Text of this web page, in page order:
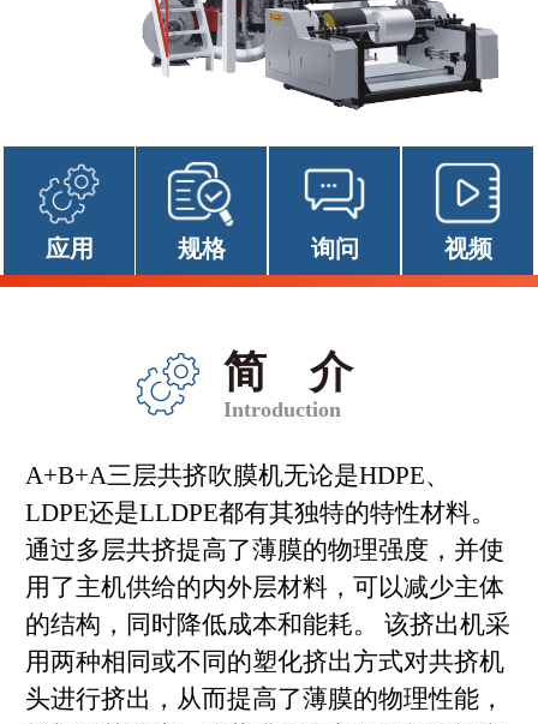
应用 规格 询问 视频
简介
Introduction
A+B+A三层共挤吹膜机无论是HDPE、
LDPE还是LLDPE都有其独特的特性材料。
通过多层共挤提高了薄膜的物理强度，并使
用了主机供给的内外层材料，可以减少主体
的结构，同时降低成本和能耗。 该挤出机采
用两种相同或不同的塑化挤出方式对共挤机
头进行挤出，从而提高了薄膜的物理性能，